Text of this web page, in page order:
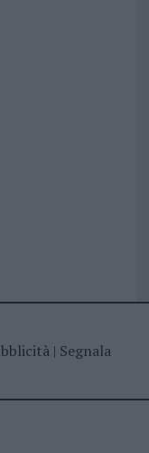
| Segnala